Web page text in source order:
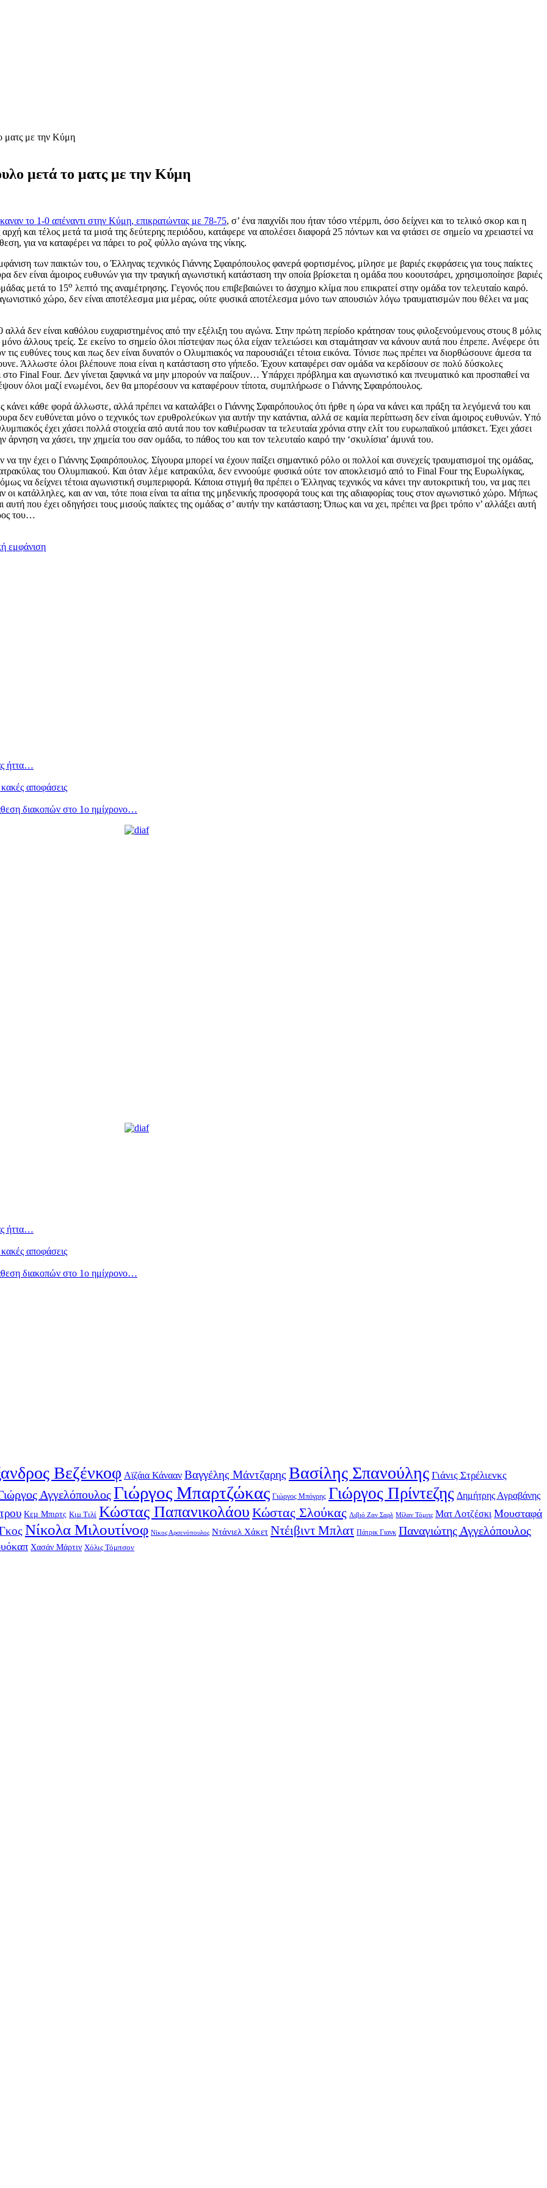
ματς με την Κύμη
μετά το ματς με την Κύμη
το 1-0 απέναντι στην Κύμη, επικρατώντας με 78-75, σ’ ένα παιχνίδι που ήταν τόσο ντέρμπι, όσο δείχνει και το τελικό σκορ και η
και τέλος μετά τα μισά της δεύτερης περιόδου, κατάφερε να απολέσει διαφορά 25 πόντων και να φτάσει σε σημείο να χρειαστεί να
για να καταφέρει να πάρει το ροζ φύλλο αγώνα της νίκης.
των παικτών του, ο Έλληνας τεχνικός Γιάννης Σφαιρόπουλος φανερά φορτισμένος, μίλησε με βαριές εκφράσεις για τους παίκτες
δεν είναι άμοιρος ευθυνών για την τραγική αγωνιστική κατάσταση την οποία βρίσκεται η ομάδα που κοουτσάρει, χρησιμοποίησε βαριές
μετά το 15ο λεπτό της αναμέτρησης. Γεγονός που επιβεβαιώνει το άσχημο κλίμα που επικρατεί στην ομάδα τον τελευταίο καιρό.
χώρο, δεν είναι αποτέλεσμα μια μέρας, ούτε φυσικά αποτέλεσμα μόνο των απουσιών λόγω τραυματισμών που θέλει να μας
δεν είναι καθόλου ευχαριστημένος από την εξέλιξη του αγώνα. Στην πρώτη περίοδο κράτησαν τους φιλοξενούμενους στους 8 μόλις
άλλους τρείς. Σε εκείνο το σημείο όλοι πίστεψαν πως όλα είχαν τελειώσει και σταμάτησαν να κάνουν αυτά που έπρεπε. Ανέφερε ότι
τις ευθύνες τους και πως δεν είναι δυνατόν ο Ολυμπιακός να παρουσιάζει τέτοια εικόνα. Τόνισε πως πρέπει να διορθώσουνε άμεσα τα
Άλλωστε όλοι βλέπουνε ποια είναι η κατάσταση στο γήπεδο. Έχουν καταφέρει σαν ομάδα να κερδίσουν σε πολύ δύσκολες
Final Four. Δεν γίνεται ξαφνικά να μην μπορούν να παίξουν… Υπάρχει πρόβλημα και αγωνιστικό και πνευματικό και προσπαθεί να
όλοι μαζί ενωμένοι, δεν θα μπορέσουν να καταφέρουν τίποτα, συμπλήρωσε ο Γιάννης Σφαιρόπουλος.
κάθε φορά άλλωστε, αλλά πρέπει να καταλάβει ο Γιάννης Σφαιρόπουλος ότι ήρθε η ώρα να κάνει και πράξη τα λεγόμενά του και
δεν ευθύνεται μόνο ο τεχνικός των ερυθρολεύκων για αυτήν την κατάντια, αλλά σε καμία περίπτωση δεν είναι άμοιρος ευθυνών. Υπό
έχει χάσει πολλά στοιχεία από αυτά που τον καθιέρωσαν τα τελευταία χρόνια στην ελίτ του ευρωπαϊκού μπάσκετ. Έχει χάσει
να χάσει, την χημεία του σαν ομάδα, το πάθος του και τον τελευταίο καιρό την ‘σκυλίσια’ άμυνά του.
έχει ο Γιάννης Σφαιρόπουλος. Σίγουρα μπορεί να έχουν παίξει σημαντικό ρόλο οι πολλοί και συνεχείς τραυματισμοί της ομάδας,
του Ολυμπιακού. Και όταν λέμε κατρακύλα, δεν εννοούμε φυσικά ούτε τον αποκλεισμό από το Final Four της Ευρωλίγκας,
να δείχνει τέτοια αγωνιστική συμπεριφορά. Κάποια στιγμή θα πρέπει ο Έλληνας τεχνικός να κάνει την αυτοκριτική του, να μας πει
οι κατάλληλες, και αν ναι, τότε ποια είναι τα αίτια της μηδενικής προσφορά τους και της αδιαφορίας τους στον αγωνιστικό χώρο. Μήπως
που έχει οδηγήσει τους μισούς παίκτες της ομάδας σ’ αυτήν την κατάσταση; Όπως και να χει, πρέπει να βρει τρόπο ν’ αλλάξει αυτή
του…
εμφάνιση
ήττα…
αποφάσεις
διακοπών στο 1ο ημίχρονο…
ήττα…
αποφάσεις
διακοπών στο 1ο ημίχρονο…
Βεζένκοφ Αϊζάια Κάνααν Βαγγέλης Μάντζαρης Βασίλης Σπανούλης Γιάνις Στρέλιενκς
ΑγγελόπουλοςΓιώργος Μπαρτζώκας Γιώργος Μπόγρης Γιώργος Πρίντεζης Δημήτρης Αγραβάνης
Κεμ Μπιρτς Κιμ Τιλί Κώστας Παπανικολάου Κώστας Σλούκας Λιβιό Ζαν Σαρλ Μίλαν Τόμιτς Ματ Λοτζέσκι Μουσταφά
Νίκολα Μιλουτίνοφ Νίκος Αρσενόπουλος Ντάνιελ Χάκετ Ντέιβιντ Μπλατ Πάτρικ Γιανκ Παναγιώτης Αγγελόπουλος
Χασάν Μάρτιν Χόλις Τόμπσον